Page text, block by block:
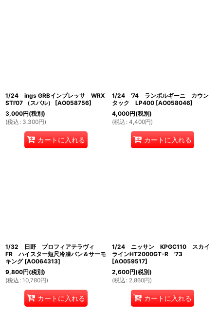
1/24 ings GRBインプレッサ WRX
STI'07 （スバル）
[AO058756]
3,000円(税別)
(税込 : 3,300円)
カートに入れる
1/24 '74 ランボルギーニ カウン
タック LP400 [AO058046]
4,000円(税別)
(税込 : 4,400円)
カートに入れる
1/32 日野 プロフィアテラヴィ
FR ハイスター短尺冷凍バン＆サーモ
キング [AO064313]
9,800円(税別)
(税込 : 10,780円)
カートに入れる
1/24 ニッサン KPGC110 スカイ
ラインHT2000GT-R '73
[AO059517]
2,600円(税別)
(税込 : 2,860円)
カートに入れる